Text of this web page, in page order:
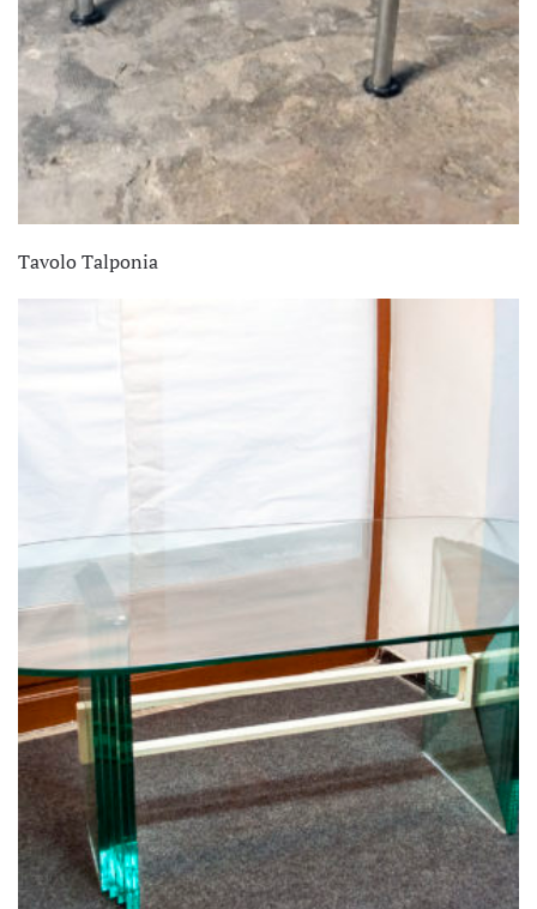
Tavolo Talponia